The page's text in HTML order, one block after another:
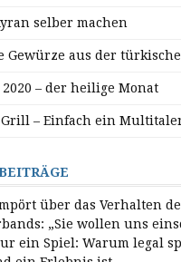
selber machen
Gewürze aus der
2020 – der heilige Monat
Grill – Einfach ein
über das Verhalten
„Sie wollen uns
ein Spiel: Warum legal